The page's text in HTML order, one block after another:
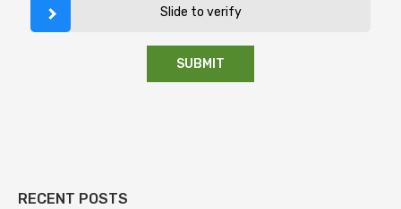
Slide to verify
RECENT POSTS